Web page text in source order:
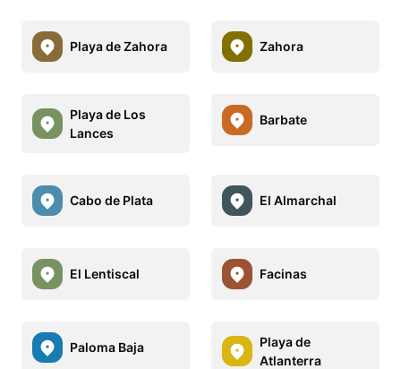
Playa de Zahora Zahora
Playa de Los
Lances
Barbate
Cabo de Plata El Almarchal
El Lentiscal Facinas
Paloma Baja
Playa de
Atlanterra